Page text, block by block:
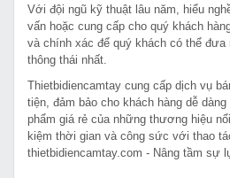
Với đội ngũ kỹ thuật lâu năm, hiểu
vấn hoặc cung cấp cho quý khách
và chính xác để quý khách có thể đưa
thông thái nhất.
Thietbidiencamtay cung cấp dịch vụ
tiện, đảm bảo cho khách hàng dễ
phẩm giá rẻ của những thương hiệu
kiệm thời gian và công sức với thao
thietbidiencamtay.com - Nâng tầm sự